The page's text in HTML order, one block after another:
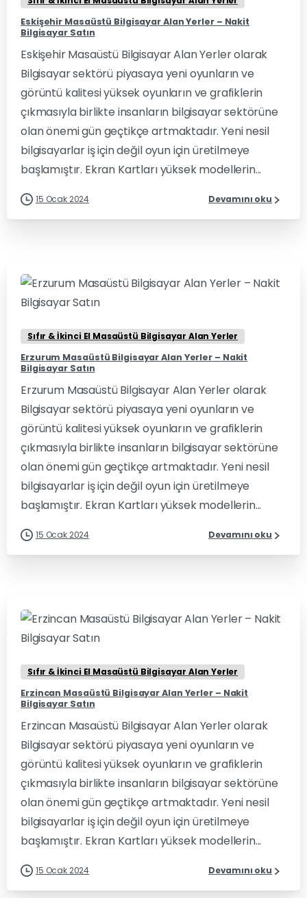
Eskişehir Masaüstü Bilgisayar Alan Yerler – Nakit
Bilgisayar Satın
Eskişehir Masaüstü Bilgisayar Alan Yerler olarak
Bilgisayar sektörü piyasaya yeni oyunların ve
görüntü kalitesi yüksek oyunların ve grafiklerin
çıkmasıyla birlikte insanların bilgisayar sektörüne
olan önemi gün geçtikçe artmaktadır. Yeni nesil
bilgisayarlar iş için değil oyun için üretilmeye
başlamıştır. Ekran Kartları yüksek modellerin...
15 Ocak 2024 Devamını oku
0 0
Sıfır & İkinci El Masaüstü Bilgisayar Alan Yerler
Erzurum Masaüstü Bilgisayar Alan Yerler – Nakit
Bilgisayar Satın
Erzurum Masaüstü Bilgisayar Alan Yerler olarak
Bilgisayar sektörü piyasaya yeni oyunların ve
görüntü kalitesi yüksek oyunların ve grafiklerin
çıkmasıyla birlikte insanların bilgisayar sektörüne
olan önemi gün geçtikçe artmaktadır. Yeni nesil
bilgisayarlar iş için değil oyun için üretilmeye
başlamıştır. Ekran Kartları yüksek modellerin...
15 Ocak 2024 Devamını oku
0 0
Sıfır & İkinci El Masaüstü Bilgisayar Alan Yerler
Erzincan Masaüstü Bilgisayar Alan Yerler – Nakit
Bilgisayar Satın
Erzincan Masaüstü Bilgisayar Alan Yerler olarak
Bilgisayar sektörü piyasaya yeni oyunların ve
görüntü kalitesi yüksek oyunların ve grafiklerin
çıkmasıyla birlikte insanların bilgisayar sektörüne
olan önemi gün geçtikçe artmaktadır. Yeni nesil
bilgisayarlar iş için değil oyun için üretilmeye
başlamıştır. Ekran Kartları yüksek modellerin...
15 Ocak 2024 Devamını oku